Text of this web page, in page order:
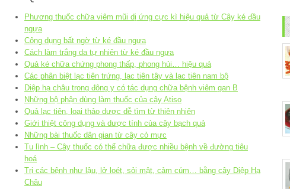
Phương thuốc chữa viêm mũi dị ứng cực kì hiệu quả từ Cây ké đầu
ngựa
Công dụng bất ngờ từ ké đầu ngựa
Cách làm trắng da tự nhiên từ ké đầu ngựa
Quả ké chữa chứng phong thấp, phong hủi… hiệu quả
Các phân biệt lạc tiên trứng, lạc tiên tây và lạc tiên nam bộ
Diệp hạ châu trong đông y có tác dụng chữa bệnh viêm gan B
Những bộ phận dùng làm thuốc của cây Atiso
Quả lạc tiên, loại thảo dược dễ tìm từ thiên nhiên
Giới thiệt công dụng và dược tính của cây bạch quả
Những bài thuốc dân gian từ cây cỏ mực
Tu lình – Cây thuốc có thể chữa được nhiều bệnh về đường tiêu
hoá
Trị các bệnh như lậu, lở loét, sỏi mật, cảm cúm… bằng cây Diệp Hạ
Châu